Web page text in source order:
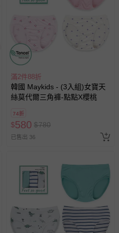
滿2件88折
韓國 Maykids - (3入組)女寶天
絲莫代爾三角褲-點點X櫻桃
74折
$580 $780
已售出 36